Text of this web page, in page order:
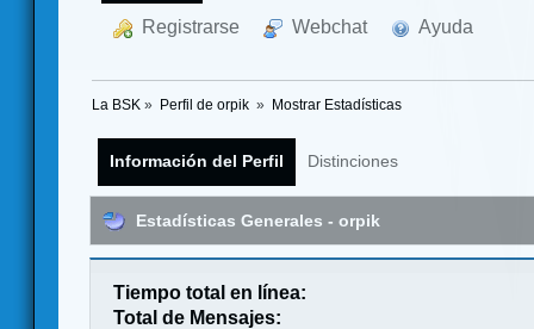
Registrarse Webchat Ayuda
La BSK » Perfil de orpik » Mostrar Estadísticas
Información del Perfil Distinciones
Estadísticas Generales - orpik
Tiempo total en línea:
Total de Mensajes: